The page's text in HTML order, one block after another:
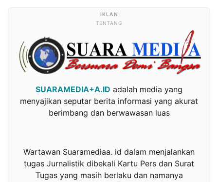
TENTANG
SUARAMEDIA+A.ID adalah media yang
menyajikan seputar berita informasi yang akurat
berimbang dan berwawasan luas
Wartawan Suaramediaa. id dalam menjalankan
tugas Jurnalistik dibekali Kartu Pers dan Surat
Tugas yang masih berlaku dan namanya